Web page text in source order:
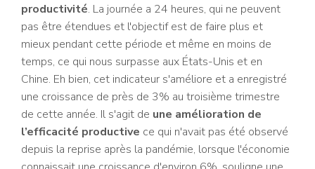
productivité. La journée a 24 heures, qui ne peuvent
pas être étendues et l'objectif est de faire plus et
mieux pendant cette période et même en moins de
temps, ce qui nous surpasse aux États-Unis et en
Chine. Eh bien, cet indicateur s'améliore et a enregistré
une croissance de près de 3% au troisième trimestre
de cette année. Il s'agit de une amélioration de
l’efficacité productive ce qui n'avait pas été observé
depuis la reprise après la pandémie, lorsque l'économie